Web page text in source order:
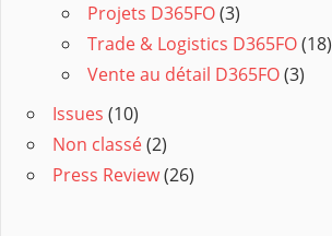
Projets D365FO(3)
Trade & Logistics D365FO(18)
Vente au détail D365FO(3)
Issues (10)
Non classé(2)
Press Review(26)